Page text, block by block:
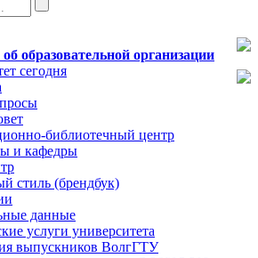
образовательной организации
сегодня
библиотечный центр
и кафедры
стиль (брендбук)
данные
услуги университета
выпускников ВолгГТУ